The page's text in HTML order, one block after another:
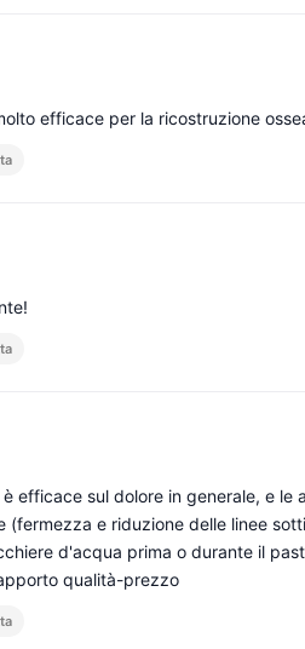
efficace per la ricostruzione
efficace sul dolore in generale, e
(fermezza e riduzione delle linee
d'acqua prima o durante il
qualità-prezzo